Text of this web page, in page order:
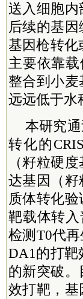
送入细胞
后续的基
基因枪转
主要依靠
整合到小
远远低于水
本研究
转化的
（籽粒硬
达基因（
质体转化
靶载体转入
检测T0代
DA1的打靶
的新突破
效打靶，